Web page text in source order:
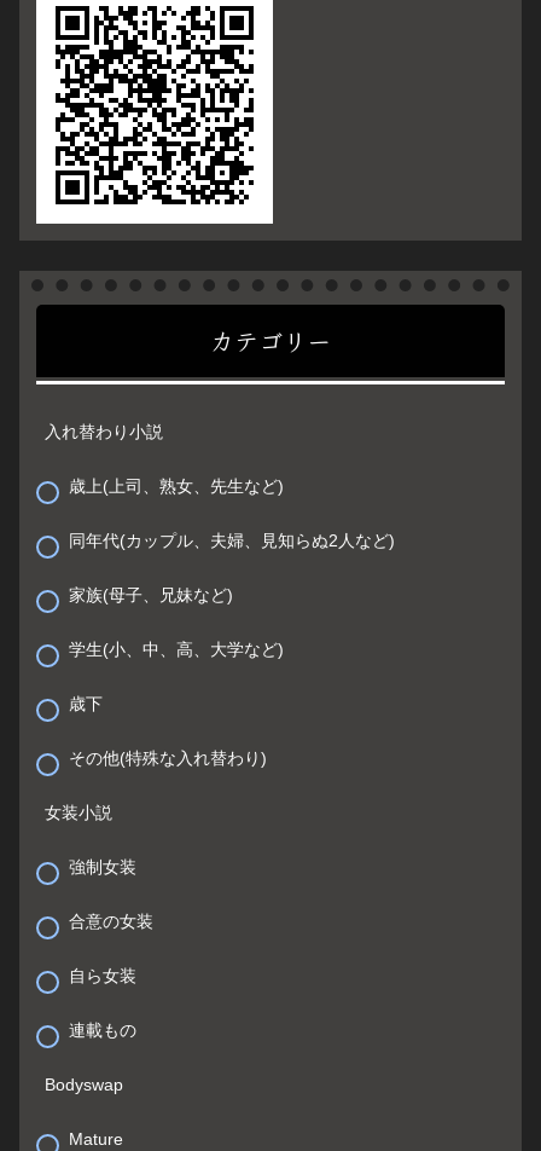
カテゴリー
入れ替わり小説
歳上(上司、熟女、先生など)
同年代(カップル、夫婦、見知らぬ2人など)
家族(母子、兄妹など)
学生(小、中、高、大学など)
歳下
その他(特殊な入れ替わり)
女装小説
強制女装
合意の女装
自ら女装
連載もの
Bodyswap
Mature